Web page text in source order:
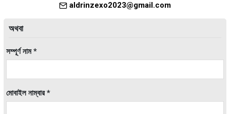
aldrinzexo2023@gmail.com
অথবা
সম্পূর্ণ নাম *
মোবাইল নাম্বার *